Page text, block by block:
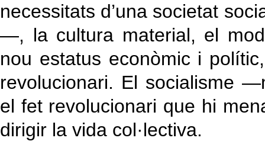
necessitats d’una societat
—, la cultura material, el
nou estatus econòmic i
revolucionari. El socialisme
el fet revolucionari que hi
dirigir la vida col·lectiva.